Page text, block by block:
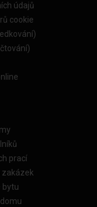
údajů
cookie
prací
zakázek
bytu